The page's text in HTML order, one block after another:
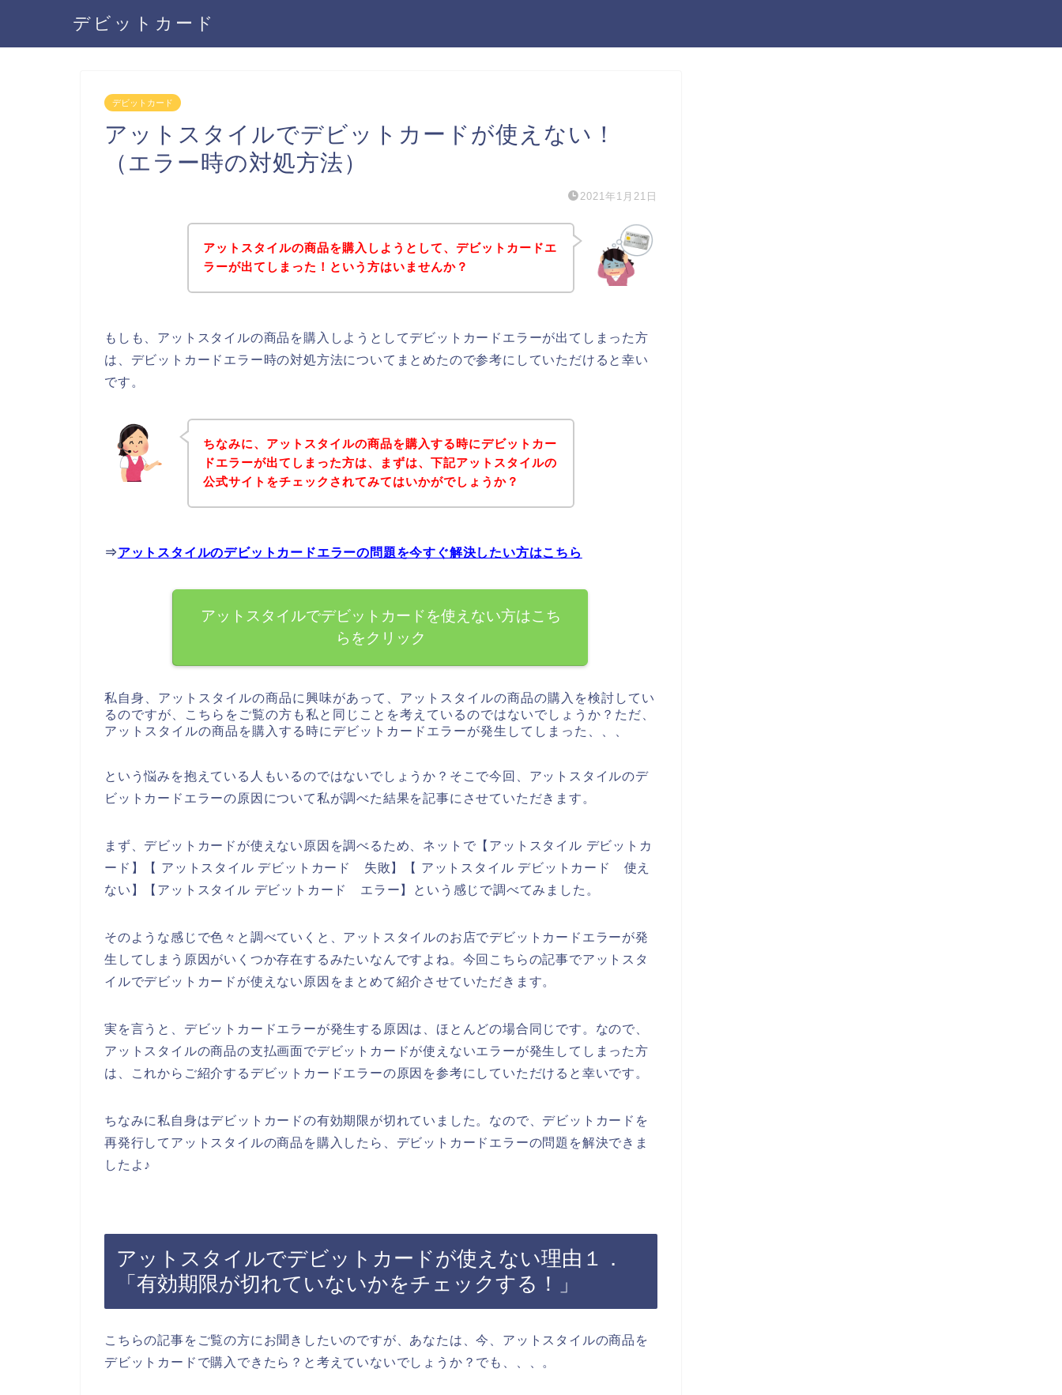
デビットカード
デビットカード
アットスタイルでデビットカードが使えない！
（エラー時の対処方法）
2021年1月21日
アットスタイルの商品を購入しようとして、デビットカードエ
ラーが出てしまった！という方はいませんか？
もしも、アットスタイルの商品を購入しようとしてデビットカードエラーが出てしまった方
は、デビットカードエラー時の対処方法についてまとめたので参考にしていただけると幸い
です。
ちなみに、アットスタイルの商品を購入する時にデビットカー
ドエラーが出てしまった方は、まずは、下記アットスタイルの
公式サイトをチェックされてみてはいかがでしょうか？
⇒アットスタイルのデビットカードエラーの問題を今すぐ解決したい方はこちら
アットスタイルでデビットカードを使えない方はこち
らをクリック
私自身、アットスタイルの商品に興味があって、アットスタイルの商品の購入を検討してい
るのですが、こちらをご覧の方も私と同じことを考えているのではないでしょうか？ただ、
アットスタイルの商品を購入する時にデビットカードエラーが発生してしまった、、、
という悩みを抱えている人もいるのではないでしょうか？そこで今回、アットスタイルのデ
ビットカードエラーの原因について私が調べた結果を記事にさせていただきます。
まず、デビットカードが使えない原因を調べるため、ネットで【アットスタイル デビットカ
ード】【 アットスタイル デビットカード 失敗】【 アットスタイル デビットカード 使え
ない】【アットスタイル デビットカード エラー】という感じで調べてみました。
そのような感じで色々と調べていくと、アットスタイルのお店でデビットカードエラーが発
生してしまう原因がいくつか存在するみたいなんですよね。今回こちらの記事でアットスタ
イルでデビットカードが使えない原因をまとめて紹介させていただきます。
実を言うと、デビットカードエラーが発生する原因は、ほとんどの場合同じです。なので、
アットスタイルの商品の支払画面でデビットカードが使えないエラーが発生してしまった方
は、これからご紹介するデビットカードエラーの原因を参考にしていただけると幸いです。
ちなみに私自身はデビットカードの有効期限が切れていました。なので、デビットカードを
再発行してアットスタイルの商品を購入したら、デビットカードエラーの問題を解決できま
したよ♪
アットスタイルでデビットカードが使えない理由１．
「有効期限が切れていないかをチェックする！」
こちらの記事をご覧の方にお聞きしたいのですが、あなたは、今、アットスタイルの商品を
デビットカードで購入できたら？と考えていないでしょうか？でも、、、。